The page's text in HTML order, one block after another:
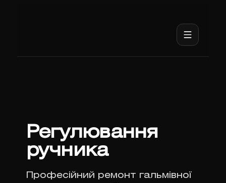
Регулювання
ручника
Професійний ремонт гальмівної